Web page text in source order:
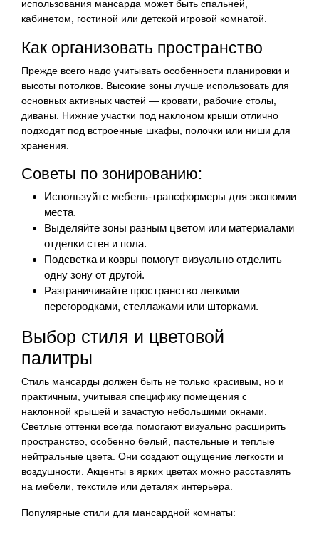
использования мансарда может быть спальней,
кабинетом, гостиной или детской игровой комнатой.
Как организовать пространство
Прежде всего надо учитывать особенности планировки и
высоты потолков. Высокие зоны лучше использовать для
основных активных частей — кровати, рабочие столы,
диваны. Нижние участки под наклоном крыши отлично
подходят под встроенные шкафы, полочки или ниши для
хранения.
Советы по зонированию:
Используйте мебель-трансформеры для экономии
места.
Выделяйте зоны разным цветом или материалами
отделки стен и пола.
Подсветка и ковры помогут визуально отделить
одну зону от другой.
Разграничивайте пространство легкими
перегородками, стеллажами или шторками.
Выбор стиля и цветовой
палитры
Стиль мансарды должен быть не только красивым, но и
практичным, учитывая специфику помещения с
наклонной крышей и зачастую небольшими окнами.
Светлые оттенки всегда помогают визуально расширить
пространство, особенно белый, пастельные и теплые
нейтральные цвета. Они создают ощущение легкости и
воздушности. Акценты в ярких цветах можно расставлять
на мебели, текстиле или деталях интерьера.
Популярные стили для мансардной комнаты: